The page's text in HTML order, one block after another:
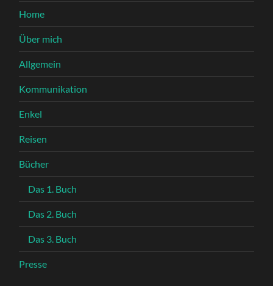
Home
Über mich
Allgemein
Kommunikation
Enkel
Reisen
Bücher
Das 1. Buch
Das 2. Buch
Das 3. Buch
Presse